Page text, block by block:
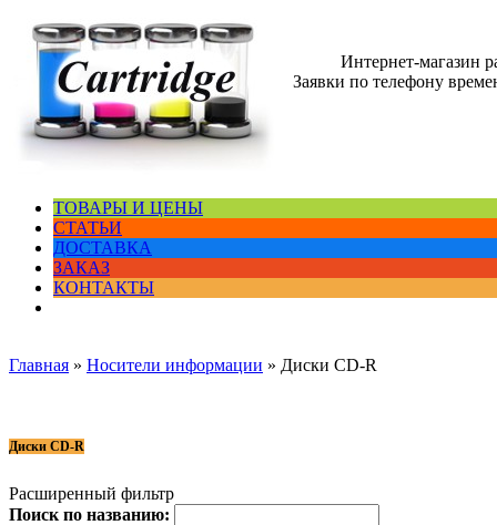
Интернет-магазин
Заявки по телефону
ТОВАРЫ И ЦЕНЫ
СТАТЬИ
ДОСТАВКА
ЗАКАЗ
КОНТАКТЫ
Главная » Носители информации » Диски CD-R
Диски CD-R
Расширенный фильтр
Поиск по названию: